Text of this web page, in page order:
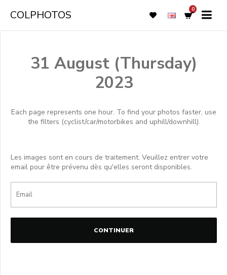
COLPHOTOS 0
31 August (Thursday)
2023
Each page represents one hour. To find your photos faster, use
the filters (cyclist/car/motorbikes and uphill/downhill).
Les images sont en cours de traitement. Veuillez entrer votre
email pour être prévenu dès qu'elles seront disponibles.
CONTINUER